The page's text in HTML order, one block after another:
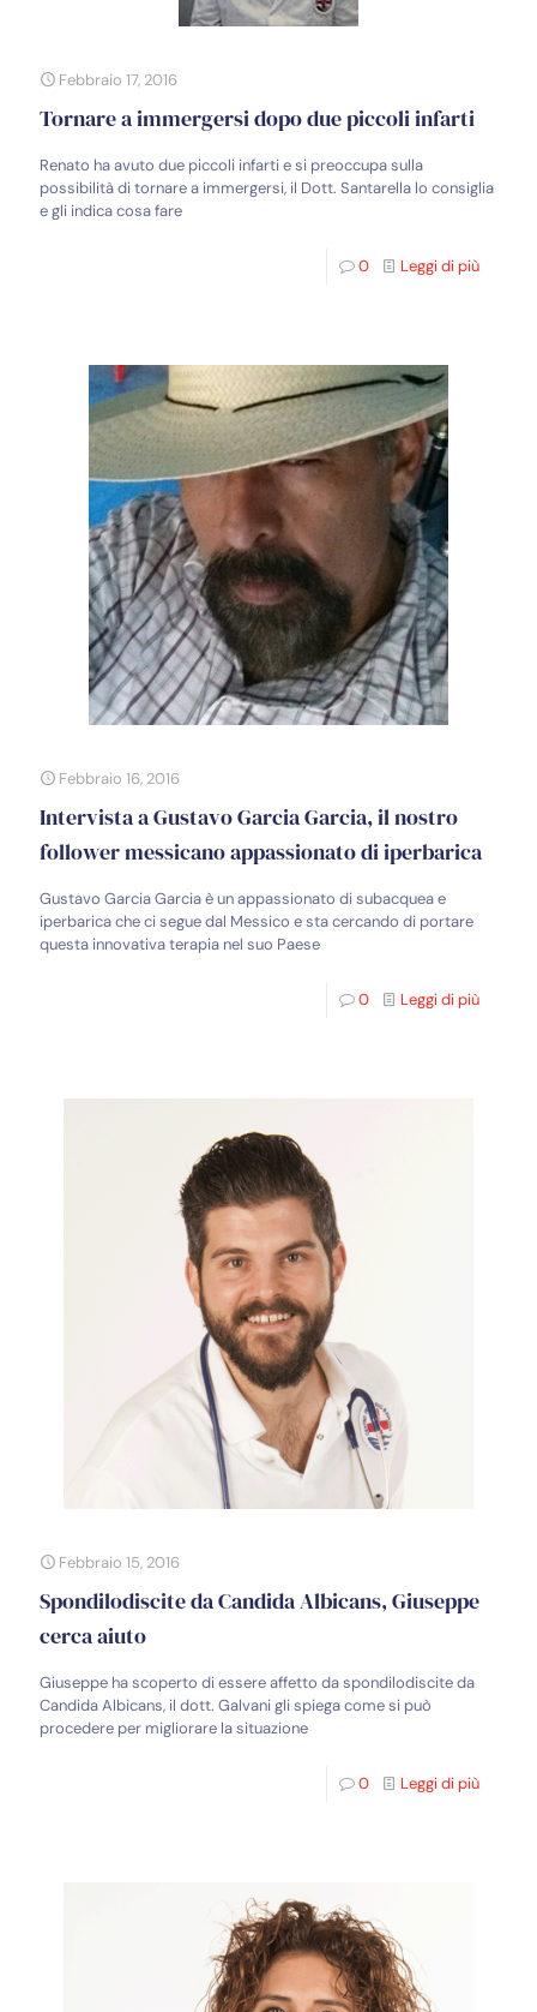
Febbraio 17, 2016
Tornare a immergersi dopo due piccoli infarti
Renato ha avuto due piccoli infarti e si preoccupa sulla
possibilità di tornare a immergersi, il Dott. Santarella lo consiglia
e gli indica cosa fare
0 Leggi di più
Febbraio 16, 2016
Intervista a Gustavo Garcia Garcia, il nostro
follower messicano appassionato di iperbarica
Gustavo Garcia Garcia è un appassionato di subacquea e
iperbarica che ci segue dal Messico e sta cercando di portare
questa innovativa terapia nel suo Paese
0 Leggi di più
Febbraio 15, 2016
Spondilodiscite da Candida Albicans, Giuseppe
cerca aiuto
Giuseppe ha scoperto di essere affetto da spondilodiscite da
Candida Albicans, il dott. Galvani gli spiega come si può
procedere per migliorare la situazione
0 Leggi di più